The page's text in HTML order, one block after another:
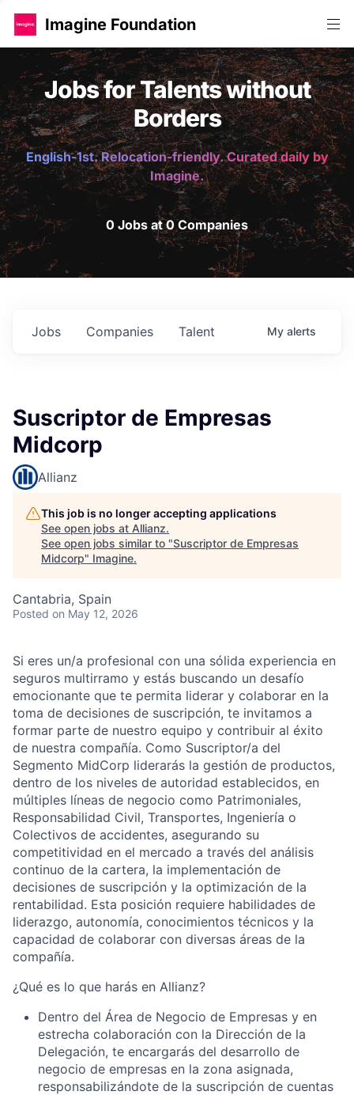
Imagine Foundation
Jobs for Talents without
Borders
English-1st. Relocation-friendly. Curated daily by
Imagine.
0 Jobs at 0 Companies
Jobs Companies Talent My alerts
Suscriptor de Empresas
Midcorp
Allianz
This job is no longer accepting applications
See open jobs at Allianz.
See open jobs similar to "Suscriptor de Empresas
Midcorp" Imagine.
Cantabria, Spain
Posted on May 12, 2026
Si eres un/a profesional con una sólida experiencia en
seguros multirramo y estás buscando un desafío
emocionante que te permita liderar y colaborar en la
toma de decisiones de suscripción, te invitamos a
formar parte de nuestro equipo y contribuir al éxito
de nuestra compañía. Como Suscriptor/a del
Segmento MidCorp liderarás la gestión de productos,
dentro de los niveles de autoridad establecidos, en
múltiples líneas de negocio como Patrimoniales,
Responsabilidad Civil, Transportes, Ingeniería o
Colectivos de accidentes, asegurando su
competitividad en el mercado a través del análisis
continuo de la cartera, la implementación de
decisiones de suscripción y la optimización de la
rentabilidad. Esta posición requiere habilidades de
liderazgo, autonomía, conocimientos técnicos y la
capacidad de colaborar con diversas áreas de la
compañía.
¿Qué es lo que harás en Allianz?
Dentro del Área de Negocio de Empresas y en
estrecha colaboración con la Dirección de la
Delegación, te encargarás del desarrollo de
negocio de empresas en la zona asignada,
responsabilizándote de la suscripción de cuentas